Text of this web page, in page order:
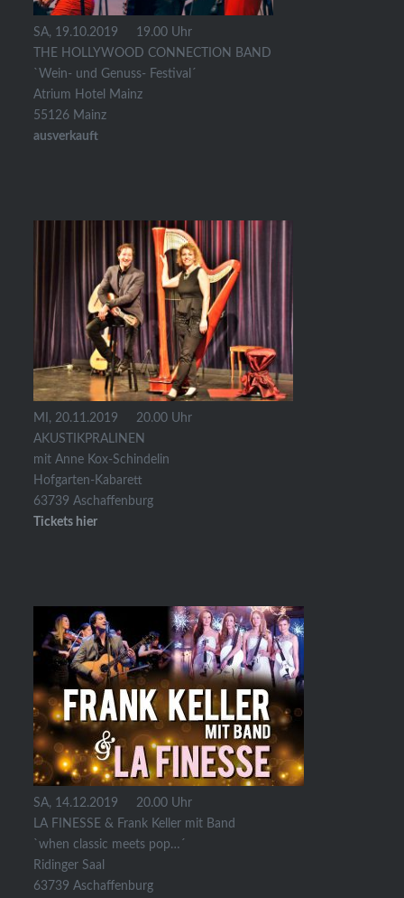
SA, 19.10.2019 19.00 Uhr
THE HOLLYWOOD CONNECTION BAND
`Wein- und Genuss- Festival´
Atrium Hotel Mainz
55126 Mainz
ausverkauft
MI, 20.11.2019 20.00 Uhr
AKUSTIKPRALINEN
mit Anne Kox-Schindelin
Hofgarten-Kabarett
63739 Aschaffenburg
Tickets hier
SA, 14.12.2019 20.00 Uhr
LA FINESSE & Frank Keller mit Band
`when classic meets pop…´
Ridinger Saal
63739 Aschaffenburg